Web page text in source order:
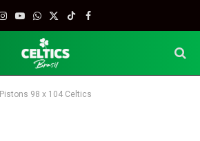
Instagram
YouTube
WhatsApp
X
TikTokFacebook
Pistons 98 x 104 Celtics